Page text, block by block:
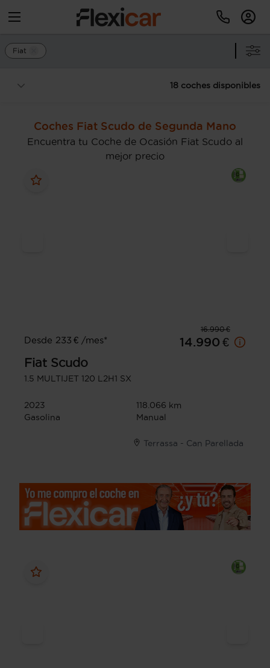
Fiat
18 coches disponibles
Coches Fiat Scudo de Segunda Mano
Encuentra tu Coche de Ocasión Fiat Scudo al
mejor precio
16.990 €
Desde 233 € /mes*
14.990 €
Fiat Scudo
1.5 MULTIJET 120 L2H1 SX
2023
118.066 km
Gasolina
Manual
Terrassa - Can Parellada